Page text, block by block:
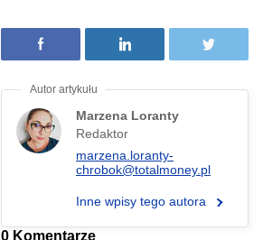
Marzena Loranty
Redaktor
marzena.loranty-
chrobok@totalmoney.pl
Inne wpisy tego autora
0 Komentarze